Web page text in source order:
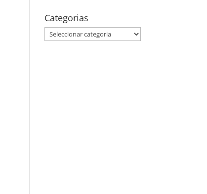
Categorias
Categorias